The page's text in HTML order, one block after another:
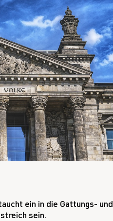
ein in die Gattungs- und
sein.